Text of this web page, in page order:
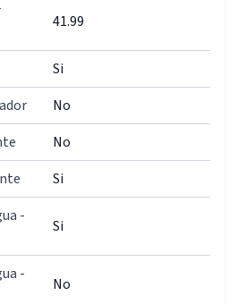
41.99
Si
No
No
Si
-
Si
-
No